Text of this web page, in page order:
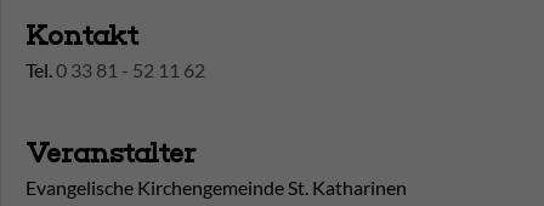
Kontakt
Tel. 0 33 81 - 52 11 62
Veranstalter
Evangelische Kirchengemeinde St. Katharinen